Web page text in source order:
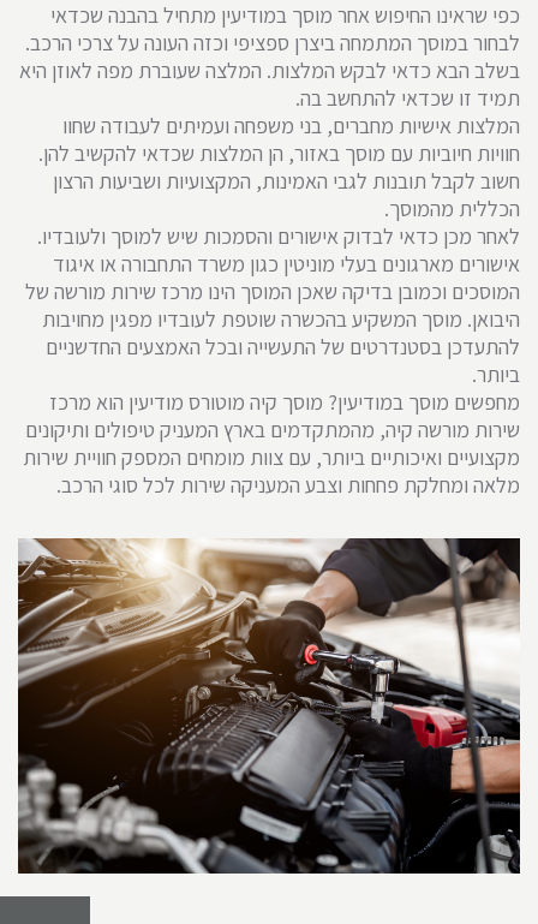
כפי שראינו החיפוש אחר מוסך במודיעין מתחיל בהבנה שכדאי
לבחור במוסך המתמחה ביצרן ספציפי וכזה העונה על צרכי הרכב.
בשלב הבא כדאי לבקש המלצות. המלצה שעוברת מפה לאוזן היא
תמיד זו שכדאי להתחשב בה.
המלצות אישיות מחברים, בני משפחה ועמיתים לעבודה שחוו
חוויות חיוביות עם מוסך באזור, הן המלצות שכדאי להקשיב להן.
חשוב לקבל תובנות לגבי האמינות, המקצועיות ושביעות הרצון
הכללית מהמוסך.
לאחר מכן כדאי לבדוק אישורים והסמכות שיש למוסך ולעובדיו.
אישורים מארגונים בעלי מוניטין כגון משרד התחבורה או איגוד
המוסכים וכמובן בדיקה שאכן המוסך הינו מרכז שירות מורשה של
היבואן. מוסך המשקיע בהכשרה שוטפת לעובדיו מפגין מחויבות
להתעדכן בסטנדרטים של התעשייה ובכל האמצעים החדשניים
ביותר.
מחפשים מוסך במודיעין? מוסך קיה מוטורס מודיעין הוא מרכז
שירות מורשה קיה, מהמתקדמים בארץ המעניק טיפולים ותיקונים
מקצועיים ואיכותיים ביותר, עם צוות מומחים המספק חוויית שירות
מלאה ומחלקת פחחות וצבע המעניקה שירות לכל סוגי הרכב.